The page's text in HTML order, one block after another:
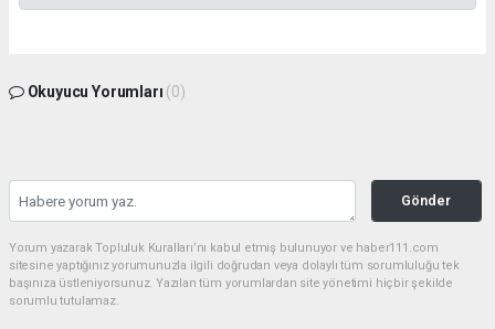
Okuyucu Yorumları (0)
Gönder
Yorum yazarak Topluluk Kuralları’nı kabul etmiş bulunuyor ve haber111.com
sitesine yaptığınız yorumunuzla ilgili doğrudan veya dolaylı tüm sorumluluğu tek
başınıza üstleniyorsunuz. Yazılan tüm yorumlardan site yönetimi hiçbir şekilde
sorumlu tutulamaz.